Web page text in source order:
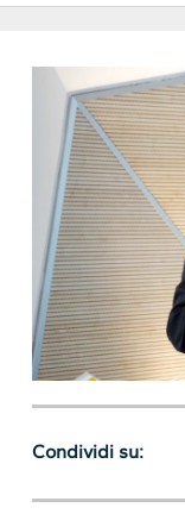
Condividi su: